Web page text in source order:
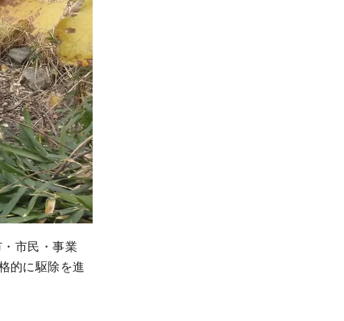
市民・事業
的に駆除を進